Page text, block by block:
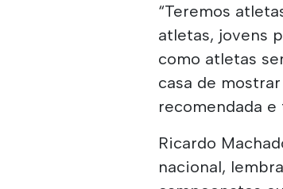
“Teremos
atletas, jovens
como atletas
casa de
recomendada e
Ricardo
nacional,